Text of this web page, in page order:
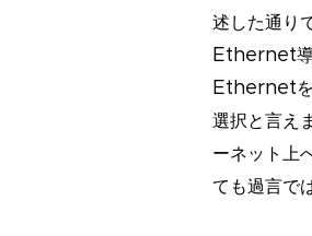
述した通り
Ethernet導
Ethernetを
選択と言え
ーネット上
ても過言で